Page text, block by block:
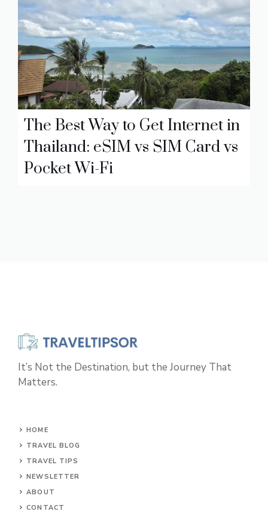
The Best Way to Get Internet in
Thailand: eSIM vs SIM Card vs
Pocket Wi-Fi
It’s Not the Destination, but the Journey That
Matters.
HOME
TRAVEL BLOG
TRAVEL TIPS
NEWSLETTER
ABOUT
CONTACT